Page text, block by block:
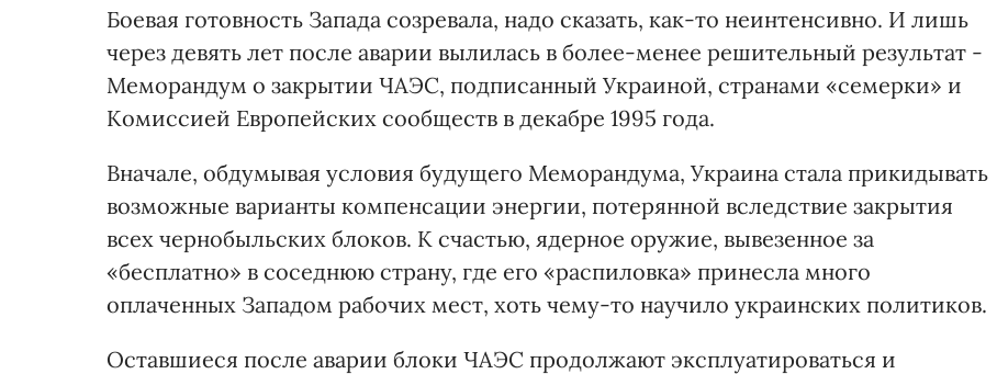
Боевая готовность Запада созревала, надо сказать, как-то неинтенсивно. И лишь
через девять лет после аварии вылилась в более-менее решительный результат -
Меморандум о закрытии ЧАЭС, подписанный Украиной, странами «семерки» и
Комиссией Европейских сообществ в декабре 1995 года.
Вначале, обдумывая условия будущего Меморандума, Украина стала прикидывать
возможные варианты компенсации энергии, потерянной вследствие закрытия
всех чернобыльских блоков. К счастью, ядерное оружие, вывезенное за
«бесплатно» в соседнюю страну, где его «распиловка» принесла много
оплаченных Западом рабочих мест, хоть чему-то научило украинских политиков.
Оставшиеся после аварии блоки ЧАЭС продолжают эксплуатироваться и